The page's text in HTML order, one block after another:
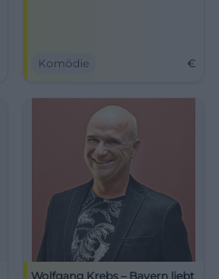
Komödie €
Wolfgang Krebs – Bayern liebt